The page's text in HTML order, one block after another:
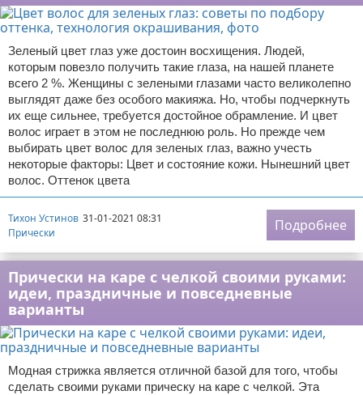
Зеленый цвет глаз уже достоин восхищения. Людей,
которым повезло получить такие глаза, на нашей планете
всего 2 %. Женщины с зелеными глазами часто великолепно
выглядят даже без особого макияжа. Но, чтобы подчеркнуть
их еще сильнее, требуется достойное обрамление. И цвет
волос играет в этом не последнюю роль. Но прежде чем
выбирать цвет волос для зеленых глаз, важно учесть
некоторые факторы: Цвет и состояние кожи. Нынешний цвет
волос. Оттенок цвета
Тихон Устинов 31-01-2021 08:31
Прически
Подробнее
Прически на каре с челкой своими руками:
идеи, праздничные и повседневные
варианты
Модная стрижка является отличной базой для того, чтобы
сделать своими руками прическу на каре с челкой. Эта